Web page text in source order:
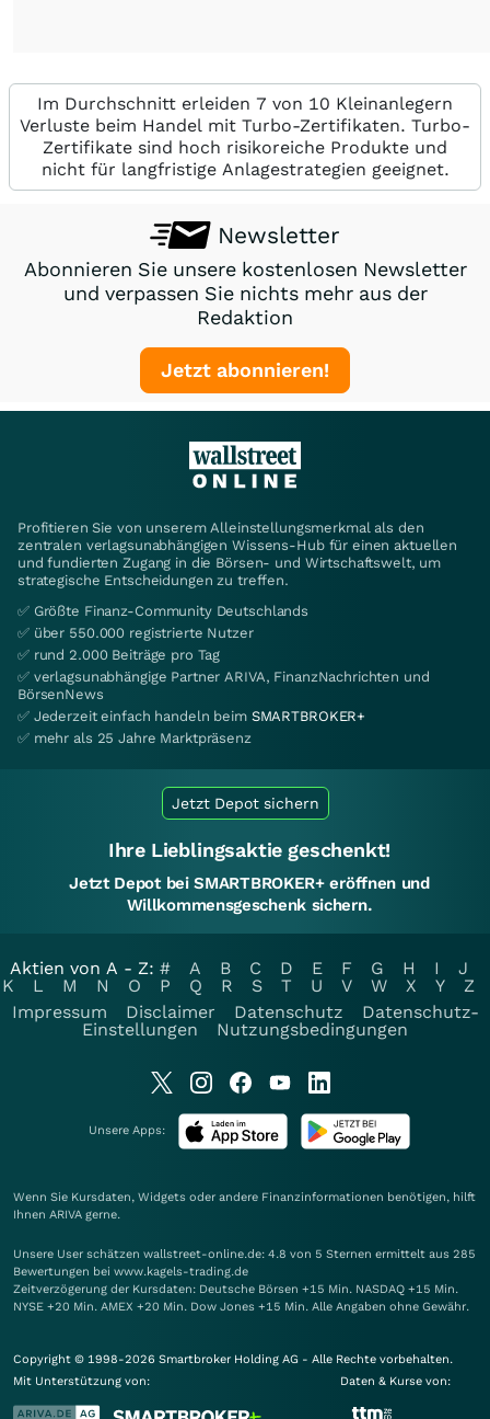
Im Durchschnitt erleiden 7 von 10 Kleinanlegern
Verluste beim Handel mit Turbo-Zertifikaten. Turbo-
Zertifikate sind hoch risikoreiche Produkte und
nicht für langfristige Anlagestrategien geeignet.
Newsletter
Abonnieren Sie unsere kostenlosen Newsletter
und verpassen Sie nichts mehr aus der
Redaktion
Jetzt abonnieren!
Profitieren Sie von unserem Alleinstellungsmerkmal als den
zentralen verlagsunabhängigen Wissens-Hub für einen aktuellen
und fundierten Zugang in die Börsen- und Wirtschaftswelt, um
strategische Entscheidungen zu treffen.
✅ Größte Finanz-Community Deutschlands
✅ über 550.000 registrierte Nutzer
✅ rund 2.000 Beiträge pro Tag
✅ verlagsunabhängige Partner ARIVA, FinanzNachrichten und
BörsenNews
✅ Jederzeit einfach handeln beim SMARTBROKER+
✅ mehr als 25 Jahre Marktpräsenz
Jetzt Depot sichern
Ihre Lieblingsaktie geschenkt!
Jetzt Depot bei SMARTBROKER+ eröffnen und
Willkommensgeschenk sichern.
Aktien von A - Z: # A B C D E F G H I
J
K
L M N O P Q R S T U V W X Y
Z
Impressum
Disclaimer Datenschutz
Datenschutz-
Einstellungen
Nutzungsbedingungen
Unsere Apps:
Wenn Sie Kursdaten, Widgets oder andere Finanzinformationen benötigen, hilft
Ihnen ARIVA gerne.
Unsere User schätzen wallstreet-online.de: 4.8 von 5 Sternen ermittelt aus 285
Bewertungen bei www.kagels-trading.de
Zeitverzögerung der Kursdaten: Deutsche Börsen +15 Min. NASDAQ +15 Min.
NYSE +20 Min. AMEX +20 Min. Dow Jones +15 Min. Alle Angaben ohne Gewähr.
Copyright © 1998-2026 Smartbroker Holding AG - Alle Rechte vorbehalten.
Mit Unterstützung von:
Daten & Kurse von: